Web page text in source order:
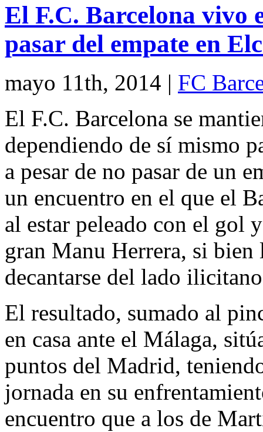
El F.C. Barcelona vivo
pasar del empate en
mayo 11th, 2014 | FC
El F.C. Barcelona se
dependiendo de sí mismo
a pesar de no pasar de un
un encuentro en el que el
al estar peleado con el gol
gran Manu Herrera, si bien
decantarse del lado
El resultado, sumado al
en casa ante el Málaga,
puntos del Madrid,
jornada en su
encuentro que a los de